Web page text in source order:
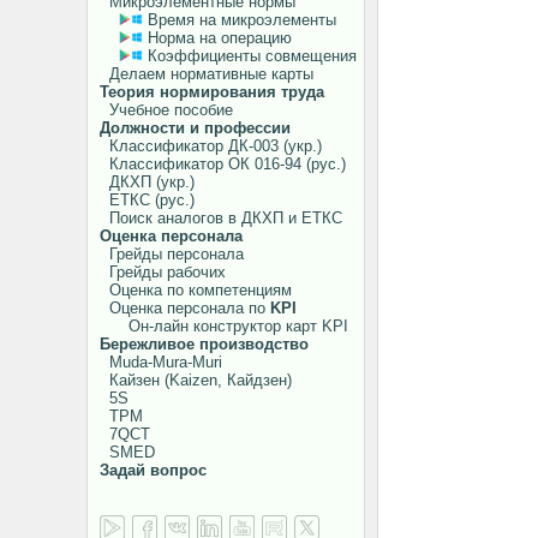
Время на микроэлементы
Норма на операцию
Коэффициенты совмещения
Делаем нормативные карты
Теория нормирования труда
Учебное пособие
Должности и профессии
Классификатор ДК-003 (укр.)
Классификатор ОК 016-94 (рус.)
ДКХП (укр.)
ЕТКС (рус.)
Поиск аналогов в ДКХП и ЕТКС
Оценка персонала
Грейды персонала
Грейды рабочих
Оценка по компетенциям
Оценка персонала по KPI
Он-лайн конструктор карт KPI
Бережливое производство
Muda-Mura-Muri
Кайзен (Kaizen, Кайдзен)
5S
TPM
7QCT
SMED
Задай вопрос